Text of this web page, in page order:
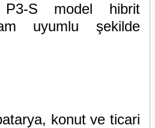
S model hibrit
uyumlu şekilde
konut ve ticari